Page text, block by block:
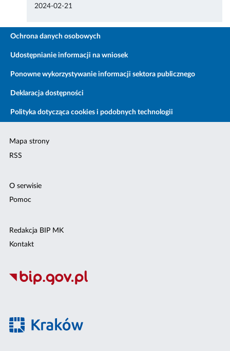
2024-02-21
Ochrona danych osobowych
Udostępnianie informacji na wniosek
Ponowne wykorzystywanie informacji sektora publicznego
Deklaracja dostępności
Polityka dotycząca cookies i podobnych technologii
Mapa strony
RSS
O serwisie
Pomoc
Redakcja BIP MK
Kontakt